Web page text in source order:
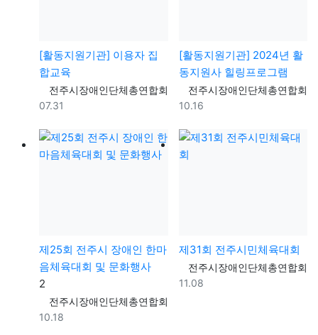
[활동지원기관] 이용자 집
합교육
등록자
전주시장애인단체총연합회
등록일
07.31
[활동지원기관] 2024년 활
동지원사 힐링프로그램
등록자
전주시장애인단체총연합회
등록일
10.16
제25회 전주시 장애인 한마
음체육대회 및 문화행사
댓글
2
등록자
전주시장애인단체총연합회
등록일
10.18
제31회 전주시민체육대회
등록자
전주시장애인단체총연합회
등록일
11.08